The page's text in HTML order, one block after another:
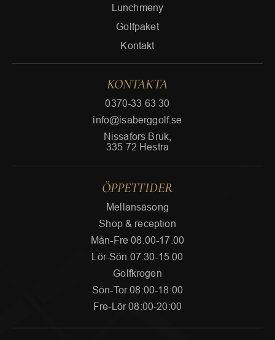
Lunchmeny
Golfpaket
Kontakt
KONTAKTA
0370-33 63 30
info@isaberggolf.se
Nissafors Bruk,
335 72 Hestra
ÖPPETTIDER
Mellansäsong
Shop & reception
Mån-Fre 08.00-17.00
Lör-Sön 07.30-15.00
Golfkrogen
Sön-Tor 08:00-18:00
Fre-Lör 08:00-20:00